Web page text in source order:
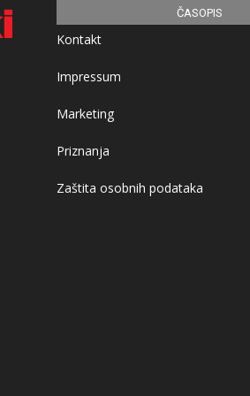
ČASOPIS
Kontakt
Impressum
Marketing
Priznanja
Zaštita osobnih podataka